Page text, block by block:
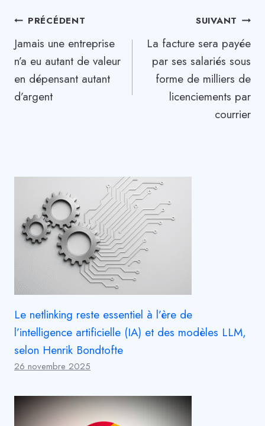
Navigation
de
l’article
PRÉCÉDENT
Jamais une entreprise
n’a eu autant de valeur
en dépensant autant
d’argent
SUIVANT
La facture sera payée
par ses salariés sous
forme de milliers de
licenciements par
courrier
Le netlinking reste essentiel à l’ère de
l’intelligence artificielle (IA) et des modèles LLM,
selon Henrik Bondtofte
26 novembre 2025